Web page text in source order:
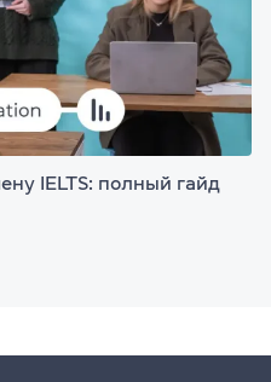
IELTS: полный гайд